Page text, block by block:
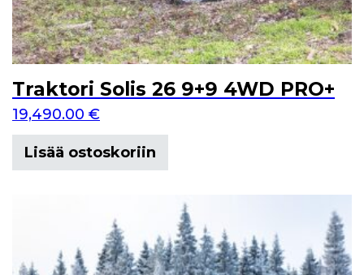
Traktori Solis 26 9+9 4WD PRO+
19,490.00 €
Lisää ostoskoriin